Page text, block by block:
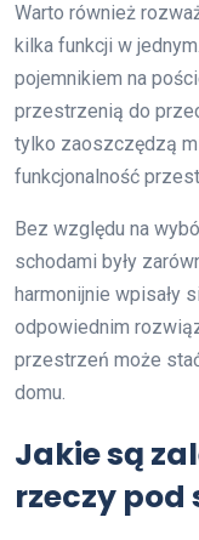
Warto również
kilka funkcji w
pojemnikiem na
przestrzenią do
tylko zaoszczędzą
funkcjonalność
Bez względu na
schodami były
harmonijnie wpisały
odpowiednim
przestrzeń może
domu.
Jakie są
rzeczy